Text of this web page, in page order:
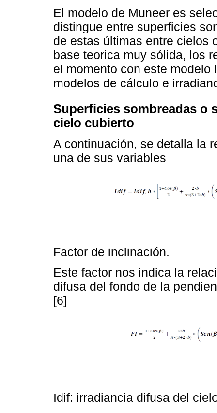
El modelo de Muneer es
distingue entre superficies
de estas últimas entre cielos
base teorica muy sólida, los
el momento con este
modelos de cálculo e
Superficies sombreadas o
cielo cubierto
A continuación, se detalla la
una de sus variables
Factor de inclinación.
Este factor nos indica la
difusa del fondo de la
[6]
Idif: irradiancia difusa del